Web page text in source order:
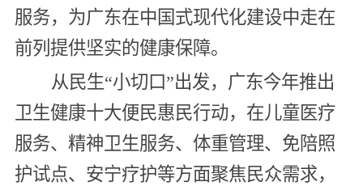
服务，为广东在中国式现代化建设中走在
前列提供坚实的健康保障。
从民生“小切口”出发，广东今年推出
卫生健康十大便民惠民行动，在儿童医疗
服务、精神卫生服务、体重管理、免陪照
护试点、安宁疗护等方面聚焦民众需求，